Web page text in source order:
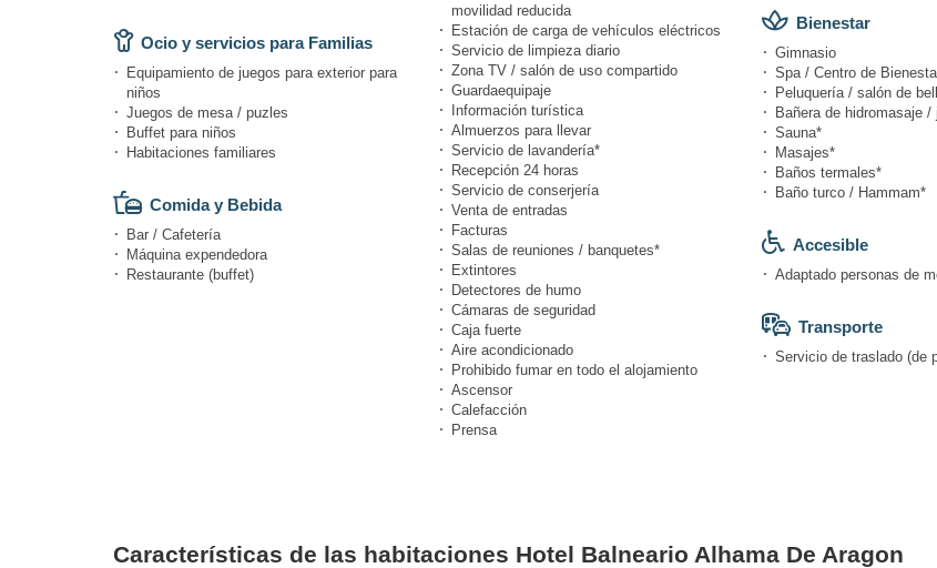
Ocio y servicios para Familias
Equipamiento de juegos para exterior para
niños
Juegos de mesa / puzles
Buffet para niños
Habitaciones familiares
Comida y Bebida
Bar / Cafetería
Máquina expendedora
Restaurante (buffet)
movilidad reducida
Estación de carga de vehículos eléctricos
Servicio de limpieza diario
Zona TV / salón de uso compartido
Guardaequipaje
Información turística
Almuerzos para llevar
Servicio de lavandería*
Recepción 24 horas
Servicio de conserjería
Venta de entradas
Facturas
Salas de reuniones / banquetes*
Extintores
Detectores de humo
Cámaras de seguridad
Caja fuerte
Aire acondicionado
Prohibido fumar en todo el alojamiento
Ascensor
Calefacción
Prensa
Bienestar
Gimnasio
Spa / Centro de
Peluquería / salón de
Bañera de hidromasaje /
Sauna*
Masajes*
Baños termales*
Baño turco / Hammam*
Accesible
Adaptado personas de
Transporte
Servicio de traslado (de
Características de las habitaciones Hotel Balneario Alhama De Aragon